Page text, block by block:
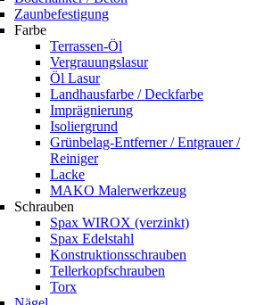
Zaunbefestigung
Farbe
Terrassen-Öl
Vergrauungslasur
Öl Lasur
Landhausfarbe / Deckfarbe
Imprägnierung
Isoliergrund
Grünbelag-Entferner / Entgrauer /
Reiniger
Lacke
MAKO Malerwerkzeug
Schrauben
Spax WIROX (verzinkt)
Spax Edelstahl
Konstruktionsschrauben
Tellerkopfschrauben
Torx